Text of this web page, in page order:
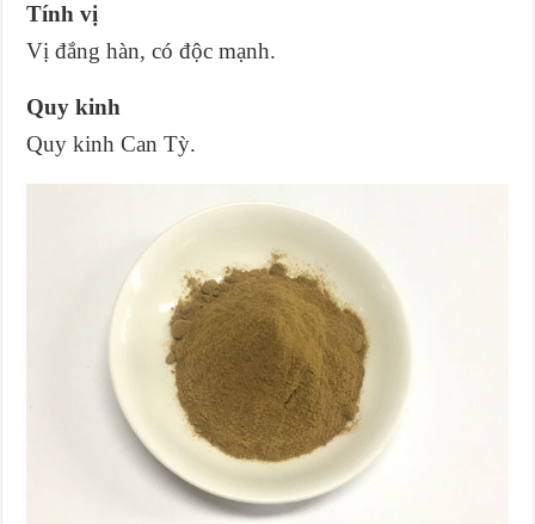
Tính vị
Vị đắng hàn, có độc mạnh.
Quy kinh
Quy kinh Can Tỳ.